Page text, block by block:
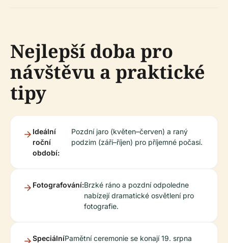
Nejlepší doba pro
návštěvu a praktické
tipy
Ideální
roční
období:
Pozdní jaro (květen–červen) a raný
podzim (září–říjen) pro příjemné počasí.
Fotografování:Brzké ráno a pozdní odpoledne
nabízejí dramatické osvětlení pro
fotografie.
SpeciálníPamětní ceremonie se konají 19. srpna